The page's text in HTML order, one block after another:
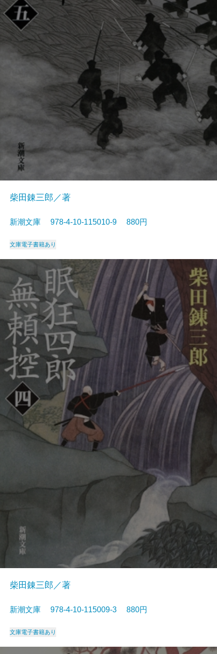
柴田錬三郎／著
新潮文庫 978-4-10-115010-9 880円
文庫電子書籍あり
柴田錬三郎／著
新潮文庫 978-4-10-115009-3 880円
文庫電子書籍あり